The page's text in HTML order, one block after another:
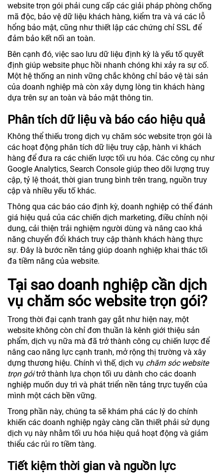
website trọn gói phải cung cấp các giải pháp phòng chống
mã độc, bảo vệ dữ liệu khách hàng, kiểm tra và vá các lỗ
hổng bảo mật, cũng như thiết lập các chứng chỉ SSL để
đảm bảo kết nối an toàn.
Bên cạnh đó, việc sao lưu dữ liệu định kỳ là yếu tố quyết
định giúp website phục hồi nhanh chóng khi xảy ra sự cố.
Một hệ thống an ninh vững chắc không chỉ bảo vệ tài sản
của doanh nghiệp mà còn xây dựng lòng tin khách hàng
dựa trên sự an toàn và bảo mật thông tin.
Phân tích dữ liệu và báo cáo hiệu quả
Không thể thiếu trong dịch vụ chăm sóc website trọn gói là
các hoạt động phân tích dữ liệu truy cập, hành vi khách
hàng để đưa ra các chiến lược tối ưu hóa. Các công cụ như
Google Analytics, Search Console giúp theo dõi lượng truy
cập, tỷ lệ thoát, thời gian trung bình trên trang, nguồn truy
cập và nhiều yếu tố khác.
Thông qua các báo cáo định kỳ, doanh nghiệp có thể đánh
giá hiệu quả của các chiến dịch marketing, điều chỉnh nội
dung, cải thiện trải nghiệm người dùng và nâng cao khả
năng chuyển đổi khách truy cập thành khách hàng thực
sự. Đây là bước nền tảng giúp doanh nghiệp khai thác tối
đa tiềm năng của website.
Tại sao doanh nghiệp cần dịch
vụ chăm sóc website trọn gói?
Trong thời đại cạnh tranh gay gắt như hiện nay, một
website không còn chỉ đơn thuần là kênh giới thiệu sản
phẩm, dịch vụ nữa mà đã trở thành công cụ chiến lược để
nâng cao năng lực cạnh tranh, mở rộng thị trường và xây
dựng thương hiệu. Chính vì thế, dịch vụ chăm sóc website
trọn góitrở thành lựa chọn tối ưu dành cho các doanh
nghiệp muốn duy trì và phát triển nền tảng trực tuyến của
mình một cách bền vững.
Trong phần này, chúng ta sẽ khám phá các lý do chính
khiến các doanh nghiệp ngày càng cần thiết phải sử dụng
dịch vụ này nhằm tối ưu hóa hiệu quả hoạt động và giảm
thiểu các rủi ro tiềm tàng.
Tiết kiệm thời gian và nguồn lực